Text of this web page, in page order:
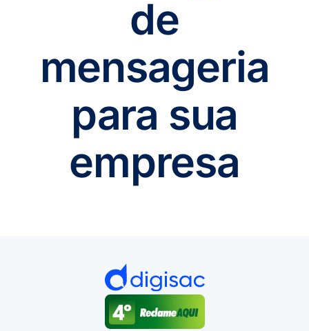
de
mensageria
para sua
empresa